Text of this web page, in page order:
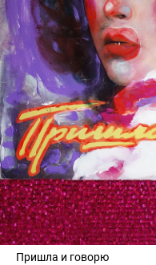
Пришла и говорю